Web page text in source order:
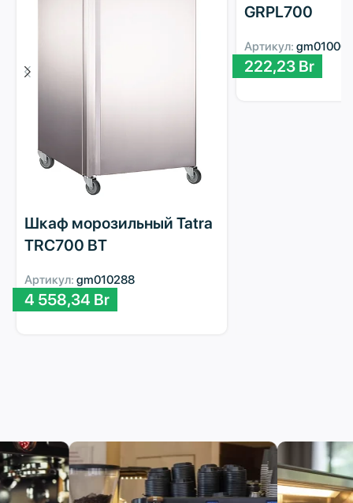
Шкаф морозильный Tatra
TRC700 BT
Артикул: gm010288
4 558,34 Br
GRPL700
Артикул:
222,23 Br